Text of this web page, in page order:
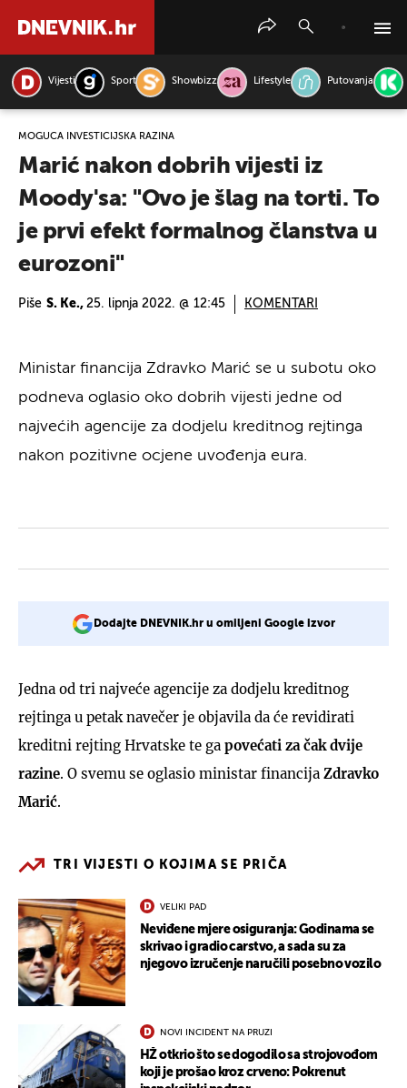
Vijesti Sport Showbizz Lifestyle Putovanja
MOGUĆA INVESTICIJSKA RAZINA
Marić nakon dobrih vijesti iz
Moody'sa: "Ovo je šlag na torti. To
je prvi efekt formalnog članstva u
eurozoni"
Piše S. Ke., 25. lipnja 2022. @ 12:45 KOMENTARI
Ministar financija Zdravko Marić se u subotu oko
podneva oglasio oko dobrih vijesti jedne od
najvećih agencije za dodjelu kreditnog rejtinga
nakon pozitivne ocjene uvođenja eura.
Dodajte DNEVNIK.hr u omiljeni Google izvor
Jedna od tri najveće agencije za dodjelu kreditnog
rejtinga u petak navečer je objavila da će revidirati
kreditni rejting Hrvatske te ga povećati za čak dvije
razine. O svemu se oglasio ministar financija Zdravko
Marić.
TRI VIJESTI O KOJIMA SE PRIČA
VELIKI PAD
Neviđene mjere osiguranja: Godinama se
skrivao i gradio carstvo, a sada su za
njegovo izručenje naručili posebno vozilo
NOVI INCIDENT NA PRUZI
HŽ otkrio što se dogodilo sa strojovođom
koji je prošao kroz crveno: Pokrenut
PRETRAŽITE VIJESTI